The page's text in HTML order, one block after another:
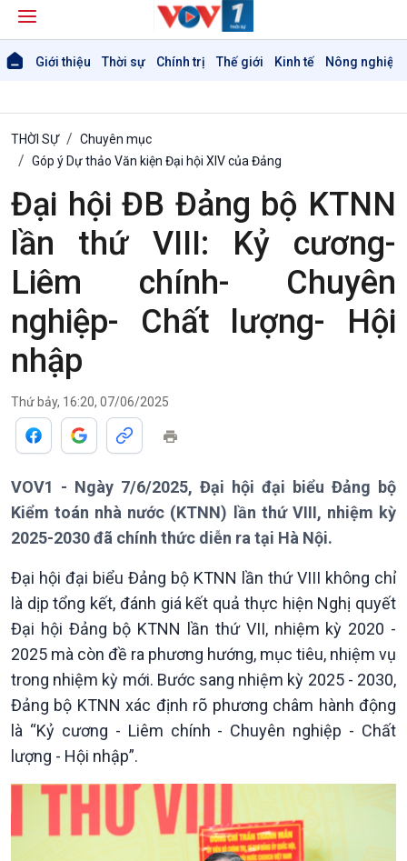
Giới thiệu Thời sự Chính trị Thế giới Kinh tế Nông nghiệp
THỜI SỰ
Chuyên mục
Góp ý Dự thảo Văn kiện Đại hội XIV của Đảng
Đại hội ĐB Đảng bộ KTNN
lần thứ VIII: Kỷ cương-
Liêm chính- Chuyên
nghiệp- Chất lượng- Hội
nhập
Thứ bảy, 16:20, 07/06/2025
VOV1 - Ngày 7/6/2025, Đại hội đại biểu Đảng bộ
Kiểm toán nhà nước (KTNN) lần thứ VIII, nhiệm kỳ
2025-2030 đã chính thức diễn ra tại Hà Nội.
Đại hội đại biểu Đảng bộ KTNN lần thứ VIII không chỉ
là dịp tổng kết, đánh giá kết quả thực hiện Nghị quyết
Đại hội Đảng bộ KTNN lần thứ VII, nhiệm kỳ 2020 -
2025 mà còn đề ra phương hướng, mục tiêu, nhiệm vụ
trong nhiệm kỳ mới. Bước sang nhiệm kỳ 2025 - 2030,
Đảng bộ KTNN xác định rõ phương châm hành động
là “Kỷ cương - Liêm chính - Chuyên nghiệp - Chất
lượng - Hội nhập”.